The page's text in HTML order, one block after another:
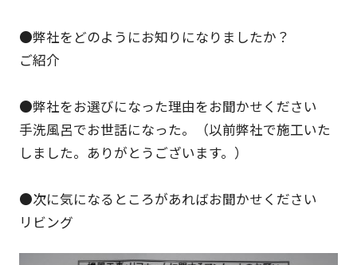
●弊社をどのようにお知りになりましたか？
ご紹介
●弊社をお選びになった理由をお聞かせください
手洗風呂でお世話になった。（以前弊社で施工いた
しました。ありがとうございます。）
●次に気になるところがあればお聞かせください
リビング